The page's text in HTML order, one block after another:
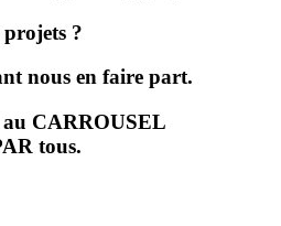
projets ?
nous en faire part.
au CARROUSEL
tous.